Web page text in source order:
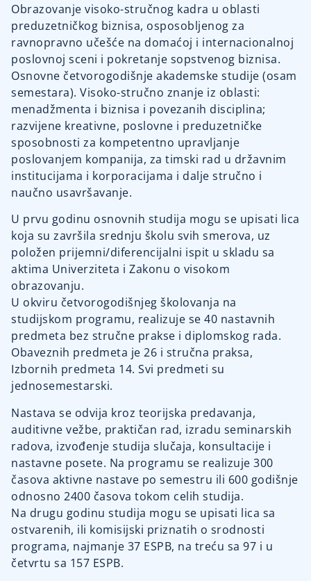
Obrazovanje visoko-stručnog kadra u oblasti
preduzetničkog biznisa, osposobljenog za
ravnopravno učešće na domaćoj i internacionalnoj
poslovnoj sceni i pokretanje sopstvenog biznisa.
Osnovne četvorogodišnje akademske studije (osam
semestara). Visoko-stručno znanje iz oblasti:
menadžmenta i biznisa i povezanih disciplina;
razvijene kreativne, poslovne i preduzetničke
sposobnosti za kompetentno upravljanje
poslovanjem kompanija, za timski rad u državnim
institucijama i korporacijama i dalje stručno i
naučno usavršavanje.
U prvu godinu osnovnih studija mogu se upisati lica
koja su završila srednju školu svih smerova, uz
položen prijemni/diferencijalni ispit u skladu sa
aktima Univerziteta i Zakonu o visokom
obrazovanju.
U okviru četvorogodišnjeg školovanja na
studijskom programu, realizuje se 40 nastavnih
predmeta bez stručne prakse i diplomskog rada.
Obaveznih predmeta je 26 i stručna praksa,
Izbornih predmeta 14. Svi predmeti su
jednosemestarski.
Nastava se odvija kroz teorijska predavanja,
auditivne vežbe, praktičan rad, izradu seminarskih
radova, izvođenje studija slučaja, konsultacije i
nastavne posete. Na programu se realizuje 300
časova aktivne nastave po semestru ili 600 godišnje
odnosno 2400 časova tokom celih studija.
Na drugu godinu studija mogu se upisati lica sa
ostvarenih, ili komisijski priznatih o srodnosti
programa, najmanje 37 ESPB, na treću sa 97 i u
četvrtu sa 157 ESPB.